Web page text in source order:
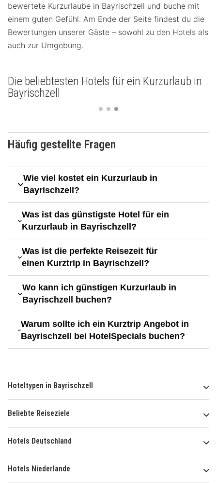
bewertete Kurzurlaube in Bayrischzell und buche mit
einem guten Gefühl. Am Ende der Seite findest du die
Bewertungen unserer Gäste – sowohl zu den Hotels als
auch zur Umgebung.
Die beliebtesten Hotels für ein Kurzurlaub in
Bayrischzell
Häufig gestellte Fragen
Wie viel kostet ein Kurzurlaub in
Bayrischzell?
Was ist das günstigste Hotel für ein
Kurzurlaub in Bayrischzell?
Was ist die perfekte Reisezeit für
einen Kurztrip in Bayrischzell?
Wo kann ich günstigen Kurzurlaub in
Bayrischzell buchen?
Warum sollte ich ein Kurztrip Angebot in
Bayrischzell bei HotelSpecials buchen?
Hoteltypen in Bayrischzell
Beliebte Reiseziele
Hotels Deutschland
Hotels Niederlande